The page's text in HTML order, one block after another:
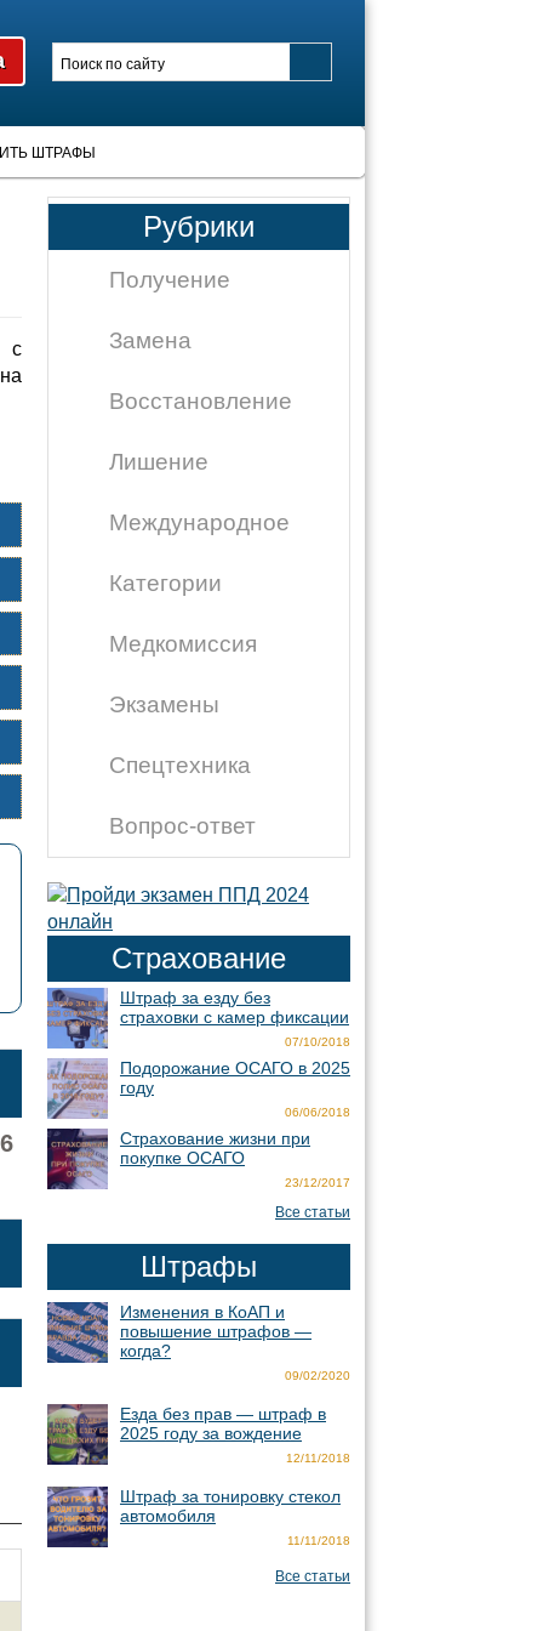
ШТРАФЫ
с
Рубрики
Получение
Замена
Восстановление
Лишение
Международное
Категории
Медкомиссия
Экзамены
Спецтехника
Вопрос-ответ
Страхование
Штраф за езду без
страховки с камер фиксации
07/10/2018
Подорожание ОСАГО в 2025
году
06/06/2018
Страхование жизни при
покупке ОСАГО
23/12/2017
Все статьи
Штрафы
Изменения в КоАП и
повышение штрафов —
когда?
09/02/2020
Езда без прав — штраф в
2025 году за вождение
12/11/2018
Штраф за тонировку стекол
автомобиля
11/11/2018
Все статьи